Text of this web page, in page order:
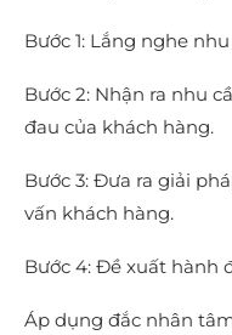
Bước 1: Lắng nghe
Bước 2: Nhận ra nhu
đau của khách hàng.
Bước 3: Đưa ra giải
vấn khách hàng.
Bước 4: Đề xuất hành
Áp dụng đắc nhân